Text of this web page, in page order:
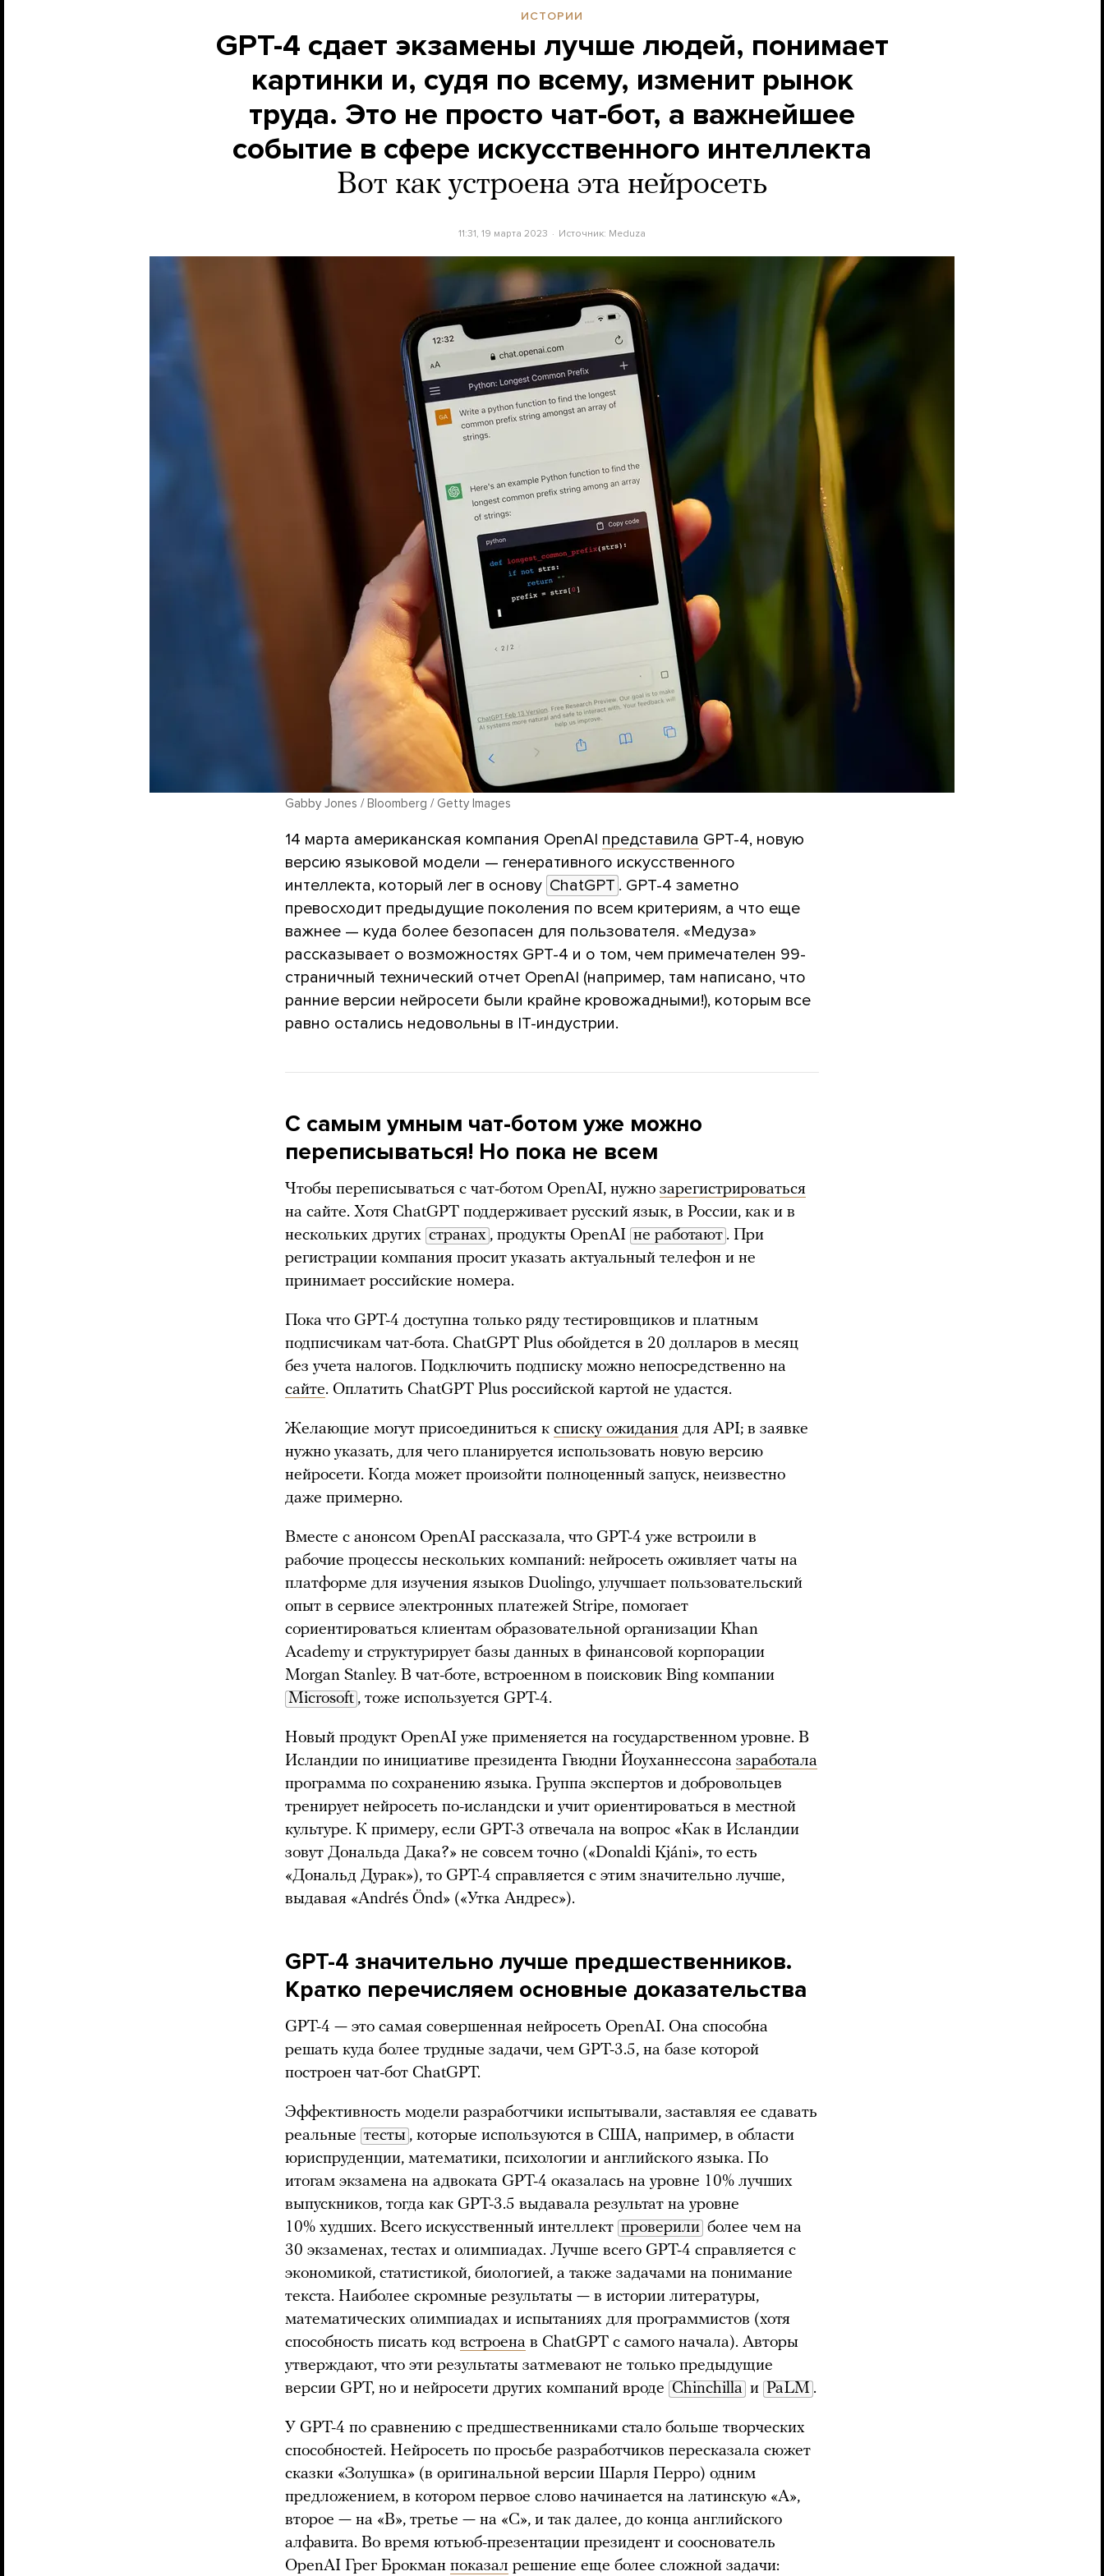
ИСТОРИИ
GPT-4 сдает экзамены лучше людей, понимает
картинки и, судя по всему, изменит рынок
труда. Это не просто чат-бот, а важнейшее
событие в сфере искусственного интеллекта
Вот как устроена эта нейросеть
11:31, 19 марта 2023 Источник: Meduza
Gabby Jones / Bloomberg / Getty Images
14 марта американская компания OpenAI представила GPT-4, новую
версию языковой модели — генеративного искусственного
интеллекта, который лег в основу ChatGPT . GPT-4 заметно
превосходит предыдущие поколения по всем критериям, а что еще
важнее — куда более безопасен для пользователя. «Медуза»
рассказывает о возможностях GPT-4 и о том, чем примечателен 99-
страничный технический отчет OpenAI (например, там написано, что
ранние версии нейросети были крайне кровожадными!), которым все
равно остались недовольны в IT-индустрии.
С самым умным чат-ботом уже можно
переписываться! Но пока не всем
Чтобы переписываться с чат-ботом OpenAI, нужно зарегистрироваться
на сайте. Хотя ChatGPT поддерживает русский язык, в России, как и в
нескольких других странах , продукты OpenAI не работают . При
регистрации компания просит указать актуальный телефон и не
принимает российские номера.
Пока что GPT-4 доступна только ряду тестировщиков и платным
подписчикам чат-бота. ChatGPT Plus обойдется в 20 долларов в месяц
без учета налогов. Подключить подписку можно непосредственно на
сайте. Оплатить ChatGPT Plus российской картой не удастся.
Желающие могут присоединиться к списку ожидания для API; в заявке
нужно указать, для чего планируется использовать новую версию
нейросети. Когда может произойти полноценный запуск, неизвестно
даже примерно.
Вместе с анонсом OpenAI рассказала, что GPT-4 уже встроили в
рабочие процессы нескольких компаний: нейросеть оживляет чаты на
платформе для изучения языков Duolingo, улучшает пользовательский
опыт в сервисе электронных платежей Stripe, помогает
сориентироваться клиентам образовательной организации Khan
Academy и структурирует базы данных в финансовой корпорации
Morgan Stanley. В чат-боте, встроенном в поисковик Bing компании
Microsoft , тоже используется GPT-4.
Новый продукт OpenAI уже применяется на государственном уровне. В
Исландии по инициативе президента Гвюдни Йоуханнессона заработала
программа по сохранению языка. Группа экспертов и добровольцев
тренирует нейросеть по-исландски и учит ориентироваться в местной
культуре. К примеру, если GPT-3 отвечала на вопрос «Как в Исландии
зовут Дональда Дака?» не совсем точно («Donaldi Kjáni», то есть
«Дональд Дурак»), то GPT-4 справляется с этим значительно лучше,
выдавая «Andrés Önd» («Утка Андрес»).
GPT-4 значительно лучше предшественников.
Кратко перечисляем основные доказательства
GPT-4 — это самая совершенная нейросеть OpenAI. Она способна
решать куда более трудные задачи, чем GPT-3.5, на базе которой
построен чат-бот ChatGPT.
Эффективность модели разработчики испытывали, заставляя ее сдавать
реальные тесты , которые используются в США, например, в области
юриспруденции, математики, психологии и английского языка. По
итогам экзамена на адвоката GPT-4 оказалась на уровне 10% лучших
выпускников, тогда как GPT-3.5 выдавала результат на уровне
10% худших. Всего искусственный интеллект проверили более чем на
30 экзаменах, тестах и олимпиадах. Лучше всего GPT-4 справляется с
экономикой, статистикой, биологией, а также задачами на понимание
текста. Наиболее скромные результаты — в истории литературы,
математических олимпиадах и испытаниях для программистов (хотя
способность писать код встроена в ChatGPT с самого начала). Авторы
утверждают, что эти результаты затмевают не только предыдущие
версии GPT, но и нейросети других компаний вроде Chinchilla и PaLM .
У GPT-4 по сравнению с предшественниками стало больше творческих
способностей. Нейросеть по просьбе разработчиков пересказала сюжет
сказки «Золушка» (в оригинальной версии Шарля Перро) одним
предложением, в котором первое слово начинается на латинскую «A»,
второе — на «B», третье — на «C», и так далее, до конца английского
алфавита. Во время ютьюб-презентации президент и сооснователь
OpenAI Грег Брокман показал решение еще более сложной задачи: